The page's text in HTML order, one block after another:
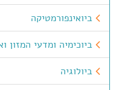
ביואינפורמטיקה
ביוכימיה ומדעי המזון
ביולוגיה